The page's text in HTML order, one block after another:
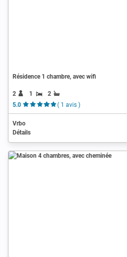
Résidence 1 chambre, avec wifi
2 1
2
5.0
( 1 avis )
Vrbo
Détails